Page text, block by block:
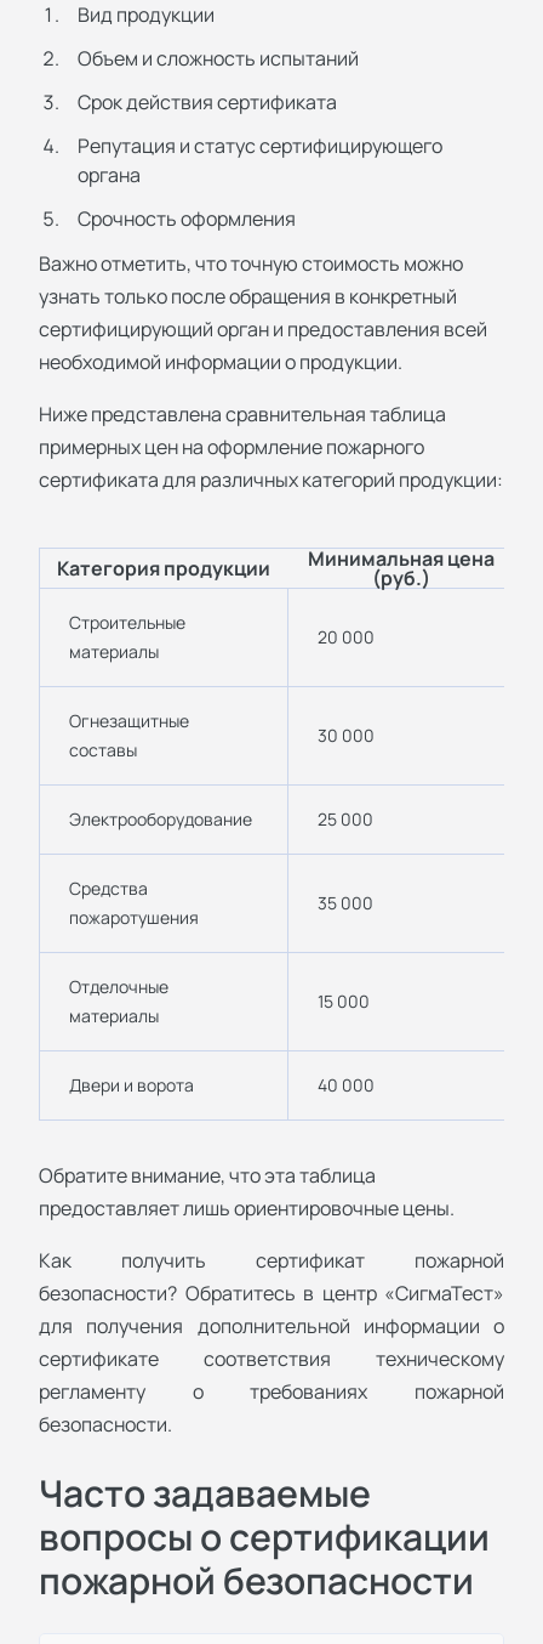
Вид продукции
Объем и сложность испытаний
Срок действия сертификата
Репутация и статус сертифицирующего
органа
Срочность оформления
Важно отметить, что точную стоимость можно
узнать только после обращения в конкретный
сертифицирующий орган и предоставления всей
необходимой информации о продукции.
Ниже представлена сравнительная таблица
примерных цен на оформление пожарного
сертификата для различных категорий продукции:
Категория продукции Минимальная цена
(руб.)
Строительные
материалы
20 000
Огнезащитные
составы
30 000
Электрооборудование 25 000
Средства
пожаротушения
35 000
Отделочные
материалы
15 000
Двери и ворота 40 000
Обратите внимание, что эта таблица
предоставляет лишь ориентировочные цены.
Как получить сертификат пожарной
безопасности? Обратитесь в центр «СигмаТест»
для получения дополнительной информации о
сертификате соответствия техническому
регламенту о требованиях пожарной
безопасности.
Часто задаваемые
вопросы о сертификации
пожарной безопасности